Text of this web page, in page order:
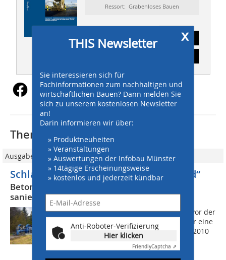
Ressort: Grabenloses Bauen
Abonnement
x
THIS Newsletter
Sie interessieren sich für
Fachinformationen zum nachhaltigen und
wirtschaftlichen Bauen? Dann melden Sie
sich zu unserem kostenlosen Newsletter
an!
Darin informieren wir über:
» Produktneuheiten
» Veranstaltungen
» Auswertungen der Infobau Münster
» 14tägige Erscheinungsweise
» kostenlos und jederzeit kündbar
Anti-Roboter-Verifizierung
Hier klicken
FriendlyCaptcha ⇗
Thematisch passende Artikel:
Ausgabe 10/2010
Schlauchliner für ein „Ei im Kopfstand“
Betonrohr unter der Autobahn in Saarlouis
saniert
Der Transportsam- mler unmittelbar vor der
Kläranlage Saarlouis war schon immer eine
ungewöhnliche Konstruktion, Anfang 2010
aber auch ein dringender Fall. Das
Betonrohr kam in den 60er Jahren...